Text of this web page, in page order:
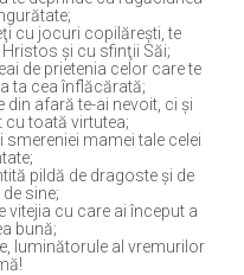
cu jocuri copilăreşti, te
şi cu sfinţii Săi;
de prietenia celor care te
ta cea înflăcărată;
afară te-ai nevoit, ci şi
toată virtutea;
mamei tale celei
pildă de dragoste şi de
sine;
vitejia cu care ai început a
bună;
luminătorule al vremurilor